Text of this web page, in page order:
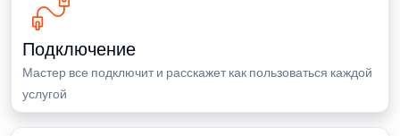
Подключение
Мастер все подключит и расскажет как пользоваться каждой
услугой